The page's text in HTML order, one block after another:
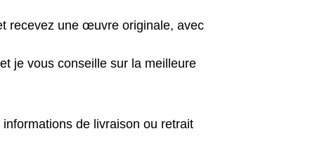
recevez une œuvre originale, avec
je vous conseille sur la meilleure
de livraison ou retrait